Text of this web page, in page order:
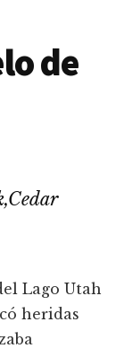
de
Lago Utah
heridas